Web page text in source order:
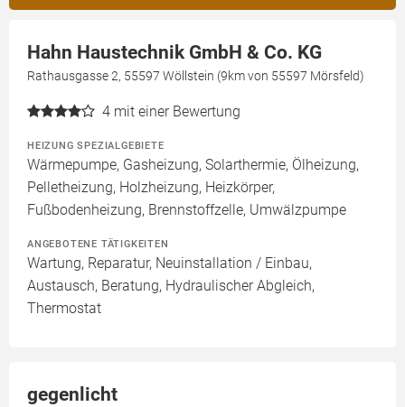
Hahn Haustechnik GmbH & Co. KG
Rathausgasse 2, 55597 Wöllstein (9km von 55597 Mörsfeld)
4 mit einer Bewertung
HEIZUNG SPEZIALGEBIETE
Wärmepumpe, Gasheizung, Solarthermie, Ölheizung,
Pelletheizung, Holzheizung, Heizkörper,
Fußbodenheizung, Brennstoffzelle, Umwälzpumpe
ANGEBOTENE TÄTIGKEITEN
Wartung, Reparatur, Neuinstallation / Einbau,
Austausch, Beratung, Hydraulischer Abgleich,
Thermostat
gegenlicht